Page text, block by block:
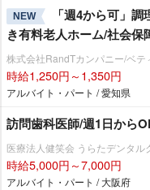
NEW
「週4から可」
き有料老人ホーム/社会保
株式会社RandTカンパニー/ベテ
時給1,250円～1,350円
アルバイト・パート / 愛知県
訪問歯科医師/週1日から
医療法人健笑会 うらたデンタル
時給5,000円～7,000円
アルバイト・パート / 大阪府